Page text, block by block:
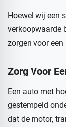
Hoewel wij een
verkoopwaarde
zorgen voor een
Zorg Voor
Een auto met
gestempeld
dat de motor,